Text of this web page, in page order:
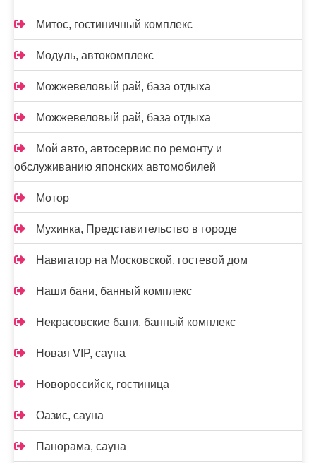
Митос, гостиничный комплекс
Модуль, автокомплекс
Можжевеловый рай, база отдыха
Можжевеловый рай, база отдыха
Мой авто, автосервис по ремонту и
обслуживанию японских автомобилей
Мотор
Мухинка, Представительство в городе
Навигатор на Московской, гостевой дом
Наши бани, банный комплекс
Некрасовские бани, банный комплекс
Новая VIP, сауна
Новороссийск, гостиница
Оазис, сауна
Панорама, сауна